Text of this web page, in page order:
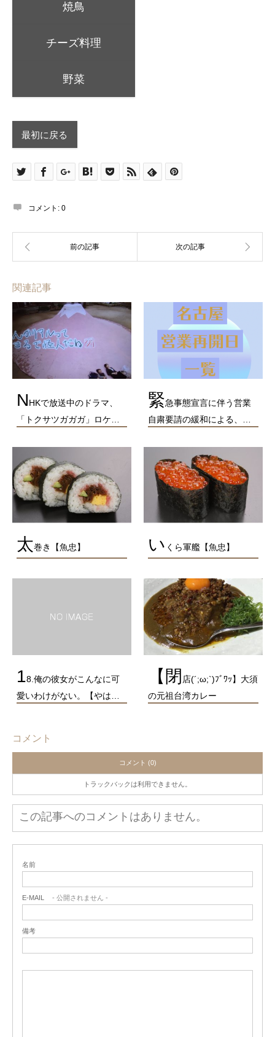
焼鳥
チーズ料理
野菜
最初に戻る
コメント: 0
関連記事
NHKで放送中のドラマ、
「トクサツガガガ」ロケ…
緊急事態宣言に伴う営業
自粛要請の緩和による、…
太巻き【魚忠】 い くら軍艦【魚忠】
18.俺の彼女がこんなに可
愛いわけがない。【やは…
【閉 店(´;ω;`)ﾌﾞﾜｯ】大須
の元祖台湾カレー
コメント
コメント (0)
トラックバックは利用できません。
この記事へのコメントはありません。
名前
E-MAIL - 公開されません -
備考